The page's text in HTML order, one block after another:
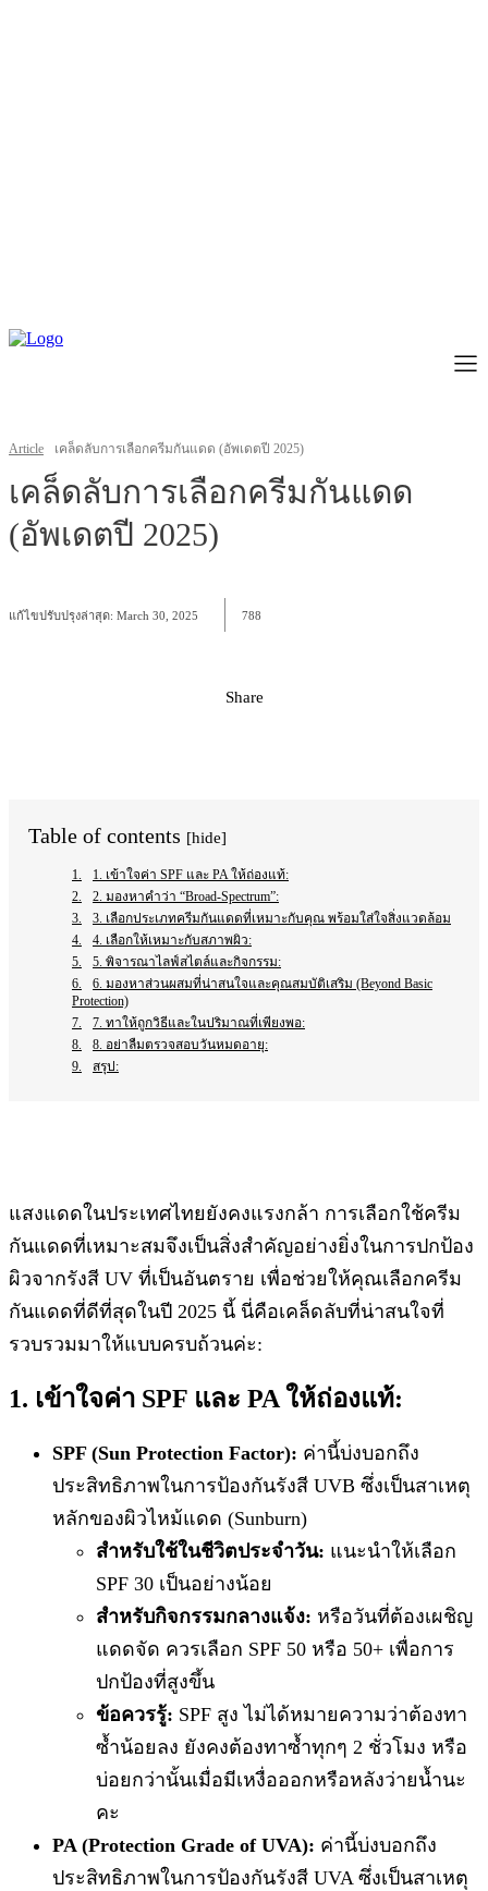
Article เคล็ดลับการเลือกครีมกันแดด (อัพเดตปี 2025)
เคล็ดลับการเลือกครีมกันแดด
(อัพเดตปี 2025)
แก้ไขปรับปรุงล่าสุด: March 30, 2025 788
Share
Table of contents [hide]
1. เข้าใจค่า SPF และ PA ให้ถ่องแท้:
2. มองหาคำว่า “Broad-Spectrum”:
3. เลือกประเภทครีมกันแดดที่เหมาะกับคุณ พร้อมใส่ใจสิ่งแวดล้อม
4. เลือกให้เหมาะกับสภาพผิว:
5. พิจารณาไลฟ์สไตล์และกิจกรรม:
6. มองหาส่วนผสมที่น่าสนใจและคุณสมบัติเสริม (Beyond Basic
Protection)
7. ทาให้ถูกวิธีและในปริมาณที่เพียงพอ:
8. อย่าลืมตรวจสอบวันหมดอายุ:
สรุป:
แสงแดดในประเทศไทยยังคงแรงกล้า การเลือกใช้ครีม
กันแดดที่เหมาะสมจึงเป็นสิ่งสำคัญอย่างยิ่งในการปกป้อง
ผิวจากรังสี UV ที่เป็นอันตราย เพื่อช่วยให้คุณเลือกครีม
กันแดดที่ดีที่สุดในปี 2025 นี้ นี่คือเคล็ดลับที่น่าสนใจที่
รวบรวมมาให้แบบครบถ้วนค่ะ:
1. เข้าใจค่า SPF และ PA ให้ถ่องแท้:
SPF (Sun Protection Factor): ค่านี้บ่งบอกถึง
ประสิทธิภาพในการป้องกันรังสี UVB ซึ่งเป็นสาเหตุ
หลักของผิวไหม้แดด (Sunburn)
สำหรับใช้ในชีวิตประจำวัน: แนะนำให้เลือก
SPF 30 เป็นอย่างน้อย
สำหรับกิจกรรมกลางแจ้ง: หรือวันที่ต้องเผชิญ
แดดจัด ควรเลือก SPF 50 หรือ 50+ เพื่อการ
ปกป้องที่สูงขึ้น
ข้อควรรู้: SPF สูง ไม่ได้หมายความว่าต้องทา
ซ้ำน้อยลง ยังคงต้องทาซ้ำทุกๆ 2 ชั่วโมง หรือ
บ่อยกว่านั้นเมื่อมีเหงื่อออกหรือหลังว่ายน้ำนะ
คะ
PA (Protection Grade of UVA): ค่านี้บ่งบอกถึง
ประสิทธิภาพในการป้องกันรังสี UVA ซึ่งเป็นสาเหตุ